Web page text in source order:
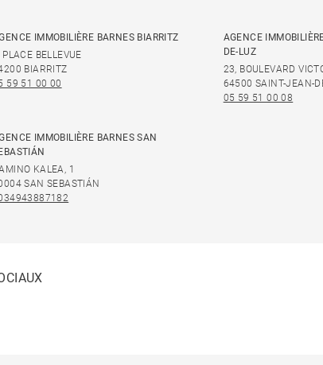
IMMOBILIÈRE BARNES BIARRITZ
PLACE BELLEVUE
BIARRITZ
59 51 00 00
AGENCE
DE-LUZ
23, BOULEVARD
64500 SAINT-JEAN-
05 59 51 00 08
IMMOBILIÈRE BARNES SAN
KALEA, 1
SAN SEBASTIÁN